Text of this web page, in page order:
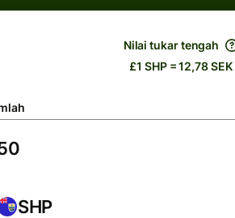
Nilai tukar tengah
£1 SHP = 12,78 SEK
SHP